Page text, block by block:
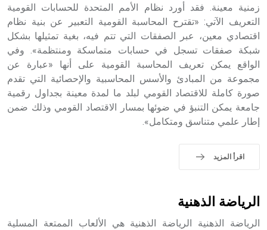
- هل تعلم أن أبجر Abgar اسم معروف جيداً يعود إلى عدد من
الملوك الذين حكموا مدينة إديسا (الرها) من أبجر الأول وحتى
التاسع، وهم ينتسبون إلى أسرة أوسروين
- هل تعلم أن الأبجدية الكنعانية تتألف من /22/ علامة كتابية
sign تكتب منفصلة غير متصلة، وتعتمد المبدأ الأكوروفوني،
حيث تقتصر القيمة الصوتية للعلامة الك
زمنية معينة. فقد أورد نظام الأمم المتحدة للحسابات القومية
التعريف الآتي: «تقترح المحاسبة القومية التعبير عن بنية نظام
اقتصادي معين، عبر الصفقات التي تتم فيه، بغية تمثيلها بشكل
شبكة صفقات تسجل في حسابات متماسكة ومنتظمة». وفي
الواقع يمكن تعريف المحاسبة القومية على أنها «عبارة عن
مجموعة من المبادئ والأسس المحاسبية والإحصائية التي تقدم
صورة كاملة للاقتصاد القومي لبلد ما لمدة معينة بجداول رقمية
جامعة يمكن التنبؤ في ضوئها بمسار الاقتصاد القومي وذلك ضمن
إطار علمي متناسق ومتكامل».
اقرأ المزيد
الرياضة الذهنية
الرياضة الذهنية الرياضة الذهنية هي الألعاب الممتعة المسلية